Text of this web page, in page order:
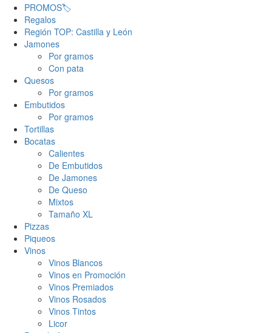
PROMOS🏷️
Regalos
Región TOP: Castilla y León
Jamones
Por gramos
Con pata
Quesos
Por gramos
Embutidos
Por gramos
Tortillas
Bocatas
Calientes
De Embutidos
De Jamones
De Queso
Mixtos
Tamaño XL
Pizzas
Piqueos
Vinos
Vinos Blancos
Vinos en Promoción
Vinos Premiados
Vinos Rosados
Vinos Tintos
Licor